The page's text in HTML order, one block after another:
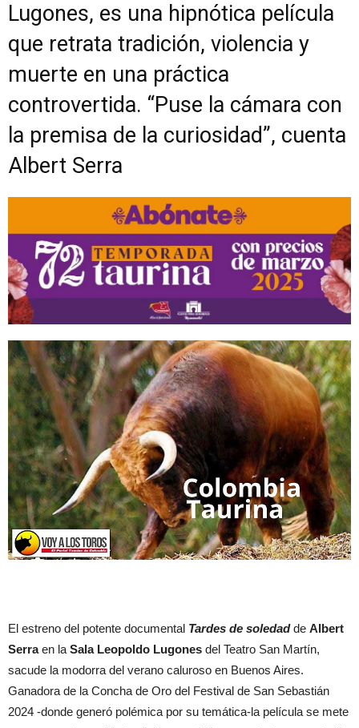
Lugones, es una hipnótica película
que retrata tradición, violencia y
muerte en una práctica
controvertida. “Puse la cámara con
la premisa de la curiosidad”, cuenta
Albert Serra
El estreno del potente documental Tardes de soledadde Albert
Serraen la Sala Leopoldo Lugones del Teatro San Martín,
sacude la modorra del verano caluroso en Buenos Aires.
Ganadora de la Concha de Oro del Festival de San Sebastián
2024 -donde generó polémica por su temática-la película se mete